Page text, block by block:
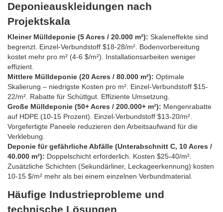
Deponieauskleidungen nach
Projektskala
Kleiner Mülldeponie (5 Acres / 20.000 m²): Skaleneffekte sind
begrenzt. Einzel-Verbundstoff $18-28/m². Bodenvorbereitung
kostet mehr pro m² (4-6 $/m²). Installationsarbeiten weniger
effizient.
Mittlere Mülldeponie (20 Acres / 80.000 m²): Optimale
Skalierung – niedrigste Kosten pro m². Einzel-Verbundstoff $15-
22/m². Rabatte für Schüttgut. Effiziente Umsetzung.
Große Mülldeponie (50+ Acres / 200.000+ m²): Mengenrabatte
auf HDPE (10-15 Prozent). Einzel-Verbundstoff $13-20/m².
Vorgefertigte Paneele reduzieren den Arbeitsaufwand für die
Verklebung.
Deponie für gefährliche Abfälle (Unterabschnitt C, 10 Acres /
40.000 m²): Doppelschicht erforderlich. Kosten $25-40/m².
Zusätzliche Schichten (Sekundärliner, Leckageerkennung) kosten
10-15 $/m² mehr als bei einem einzelnen Verbundmaterial.
Häufige Industrieprobleme und
technische Lösungen